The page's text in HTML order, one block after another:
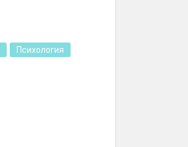
Психология